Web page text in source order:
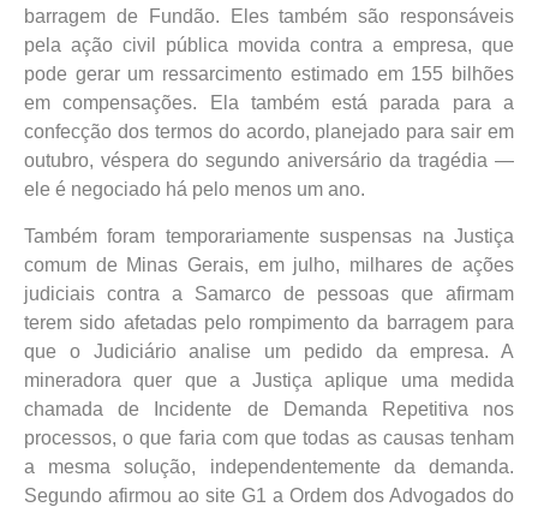
barragem de Fundão. Eles também são responsáveis
pela ação civil pública movida contra a empresa, que
pode gerar um ressarcimento estimado em 155 bilhões
em compensações. Ela também está parada para a
confecção dos termos do acordo, planejado para sair em
outubro, véspera do segundo aniversário da tragédia —
ele é negociado há pelo menos um ano.
Também foram temporariamente suspensas na Justiça
comum de Minas Gerais, em julho, milhares de ações
judiciais contra a Samarco de pessoas que afirmam
terem sido afetadas pelo rompimento da barragem para
que o Judiciário analise um pedido da empresa. A
mineradora quer que a Justiça aplique uma medida
chamada de Incidente de Demanda Repetitiva nos
processos, o que faria com que todas as causas tenham
a mesma solução, independentemente da demanda.
Segundo afirmou ao site G1 a Ordem dos Advogados do